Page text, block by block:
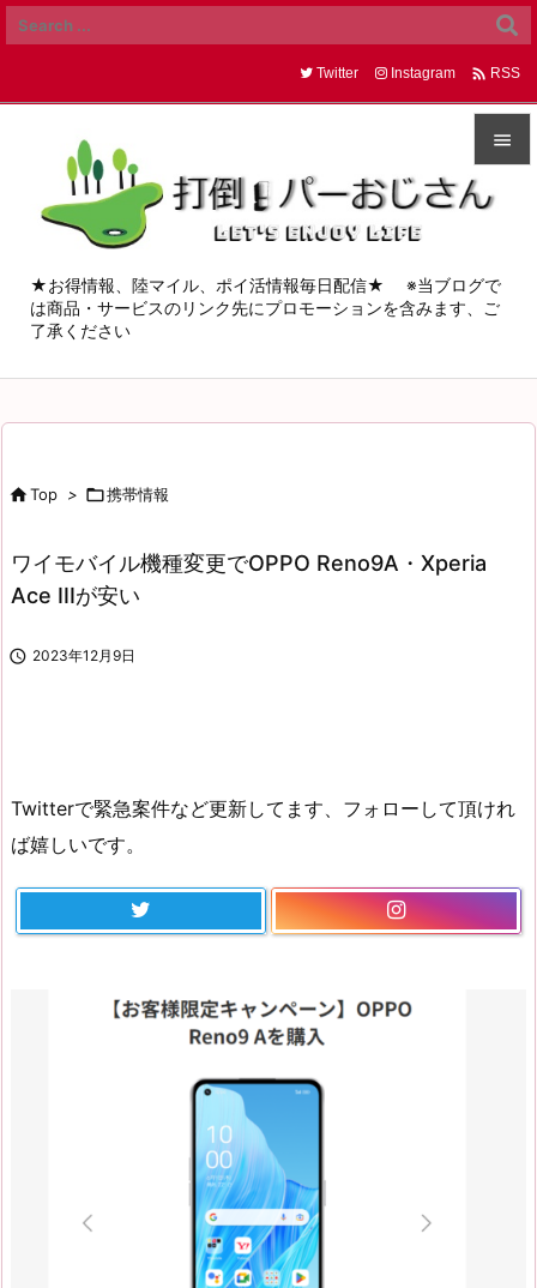


メニュ
サイド


Twitter Instagram  RSS
★お得情報、陸マイル、ポイ活情報毎日配信★ ※当ブログで
は商品・サービスのリンク先にプロモーションを含みます、ご
了承ください
Top > 携帯情報
ワイモバイル機種変更でOPPO Reno9A・Xperia
Ace IIIが安い
 2023年12月9日
Twitterで緊急案件など更新してます、フォローして頂けれ
ば嬉しいです。